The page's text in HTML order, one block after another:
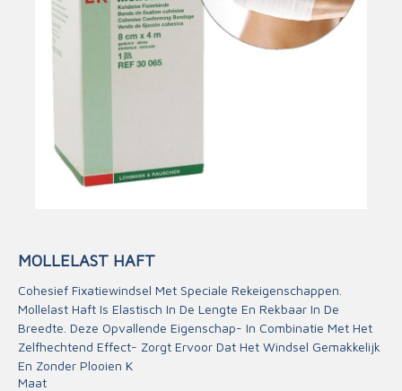
MOLLELAST HAFT
Cohesief Fixatiewindsel Met Speciale Rekeigenschappen.
Mollelast Haft Is Elastisch In De Lengte En Rekbaar In De
Breedte. Deze Opvallende Eigenschap- In Combinatie Met Het
Zelfhechtend Effect- Zorgt Ervoor Dat Het Windsel Gemakkelijk
En Zonder Plooien K
Maat